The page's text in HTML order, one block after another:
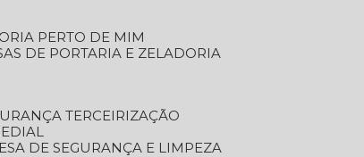
PERTO DE MIM
DE PORTARIA E ZELADORIA
TERCEIRIZAÇÃO
DE SEGURANÇA E LIMPEZA